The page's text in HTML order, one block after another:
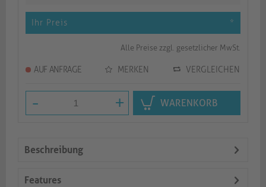
Ihr Preis *
Alle Preise zzgl. gesetzlicher MwSt.
AUF ANFRAGE MERKEN VERGLEICHEN
- + WARENKORB
Beschreibung
Features